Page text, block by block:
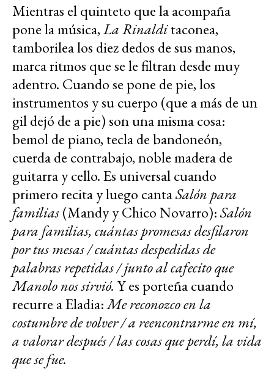
Mientras el quinteto que la acompaña
pone la música,La Rinalditaconea,
tamborilea los diez dedos de sus manos,
marca ritmos que se le filtran desde muy
adentro. Cuando se pone de pie, los
instrumentos y su cuerpo (que a más de un
gil dejó de a pie) son una misma cosa:
bemol de piano, tecla de bandoneón,
cuerda de contrabajo, noble madera de
guitarra y cello. Es universal cuando
primero recita y luego cantaSalón para
familias(Mandy y Chico Novarro):Salón
para familias, cuántas promesas desfilaron
por tus mesas / cuántas despedidas de
palabras repetidas / junto al cafecito que
Manolo nos sirvió.Y es porteña cuando
recurre a Eladia:Me reconozco en la
costumbre de volver / a reencontrarme en mí,
a valorar después / las cosas que perdí, la vida
que se fue.